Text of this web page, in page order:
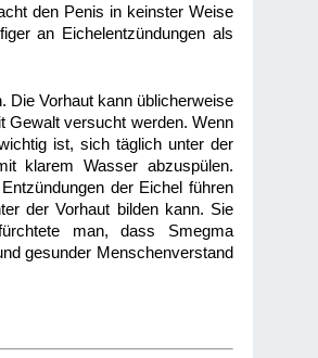
den Penis in keinster Weise
an Eichelentzündungen als
Die Vorhaut kann üblicherweise
Gewalt versucht werden. Wenn
ist, sich täglich unter der
klarem Wasser abzuspülen.
der Eichel führen
der Vorhaut bilden kann. Sie
man, dass Smegma
gesunder Menschenverstand